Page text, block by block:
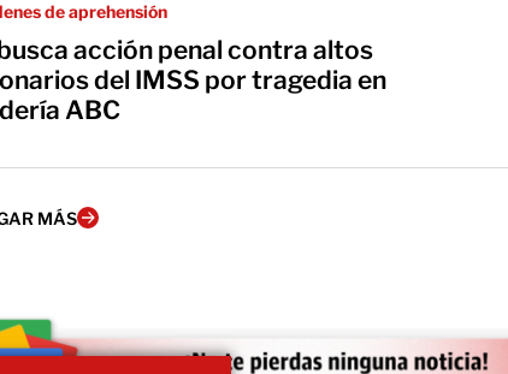
de aprehensión
acción penal contra altos
del IMSS por tragedia en
ABC
MÁS